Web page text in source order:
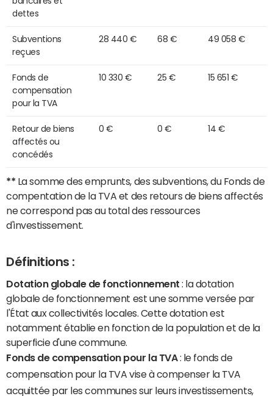
dettes
Subventions
reçues
28 440 € 68 € 49 058 €
Fonds de
compensation
pour la TVA
10 330 € 25 € 15 651 €
Retour de biens
affectés ou
concédés
0 € 0 € 14 €
** La somme des emprunts, des subventions, du Fonds de
compentation de la TVA et des retours de biens affectés
ne correspond pas au total des ressources
d'investissement.
Définitions :
Dotation globale de fonctionnement : la dotation
globale de fonctionnement est une somme versée par
l'État aux collectivités locales. Cette dotation est
notamment établie en fonction de la population et de la
superficie d'une commune.
Fonds de compensation pour la TVA: le fonds de
compensation pour la TVA vise à compenser la TVA
acquittée par les communes sur leurs investissements,